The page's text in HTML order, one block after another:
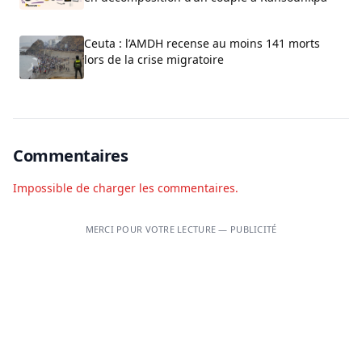
Ceuta : l’AMDH recense au moins 141 morts
lors de la crise migratoire
Commentaires
Impossible de charger les commentaires.
MERCI POUR VOTRE LECTURE — PUBLICITÉ